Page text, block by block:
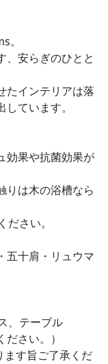
。
、安らぎのひとと
たインテリアは落
ています。
効果や抗菌効果が
りは木の浴槽なら
さい。
十肩・リュウマ
、テーブル
さい。）
す旨ご了承くだ